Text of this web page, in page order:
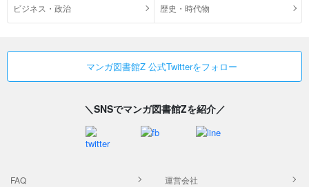
ビジネス・政治 歴史・時代物
マンガ図書館Z 公式Twitterをフォロー
＼SNSでマンガ図書館Zを紹介／
FAQ 運営会社